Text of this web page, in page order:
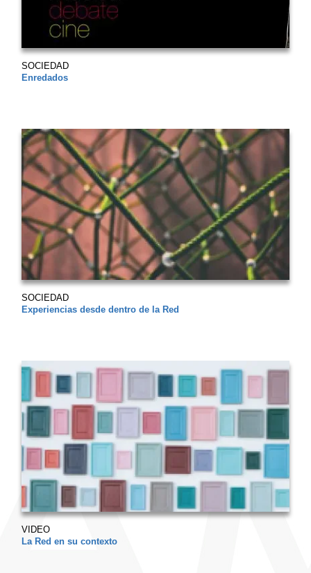
SOCIEDAD
Enredados
SOCIEDAD
Experiencias desde dentro de la Red
VIDEO
La Red en su contexto